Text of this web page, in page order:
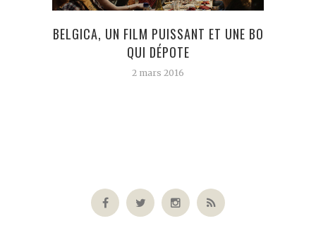
BELGICA, UN FILM PUISSANT ET UNE BO
QUI DÉPOTE
2 mars 2016